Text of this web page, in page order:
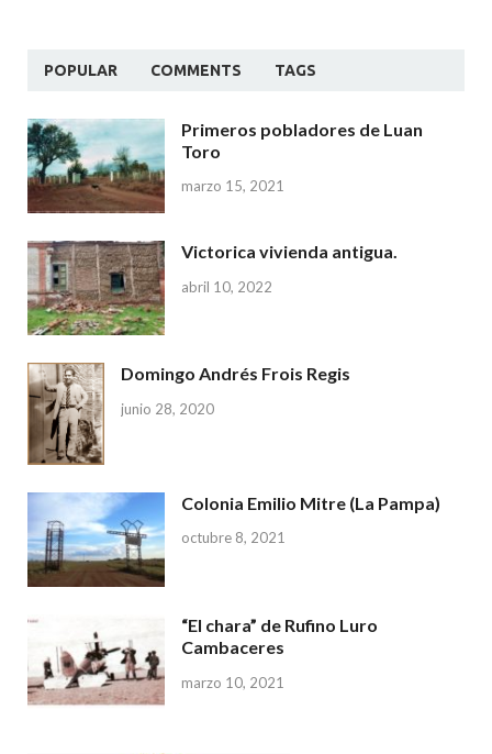
POPULAR COMMENTS TAGS
Primeros pobladores de Luan
Toro
marzo 15, 2021
Victorica vivienda antigua.
abril 10, 2022
Domingo Andrés Frois Regis
junio 28, 2020
Colonia Emilio Mitre (La Pampa)
octubre 8, 2021
“El chara” de Rufino Luro
Cambaceres
marzo 10, 2021